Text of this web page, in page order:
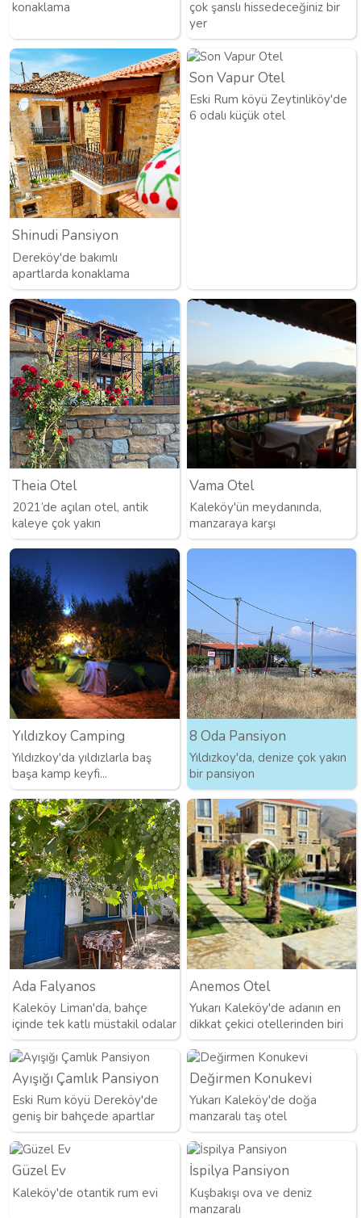
konaklama
çok şanslı hissedeceğiniz bir
yer
Shinudi Pansiyon
Dereköy'de bakımlı
apartlarda konaklama
Son Vapur Otel
Eski Rum köyü Zeytinliköy'de
6 odalı küçük otel
Theia Otel
2021’de açılan otel, antik
kaleye çok yakın
Vama Otel
Kaleköy'ün meydanında,
manzaraya karşı
Yıldızkoy Camping
Yıldızkoy'da yıldızlarla baş
başa kamp keyfi...
8 Oda Pansiyon
Yıldızkoy'da, denize çok yakın
bir pansiyon
Ada Falyanos
Kaleköy Liman'da, bahçe
içinde tek katlı müstakil odalar
Anemos Otel
Yukarı Kaleköy'de adanın en
dikkat çekici otellerinden biri
Ayışığı Çamlık Pansiyon
Eski Rum köyü Dereköy'de
geniş bir bahçede apartlar
Değirmen Konukevi
Yukarı Kaleköy'de doğa
manzaralı taş otel
Güzel Ev
Kaleköy'de otantik rum evi
İspilya Pansiyon
Kuşbakışı ova ve deniz
manzaralı